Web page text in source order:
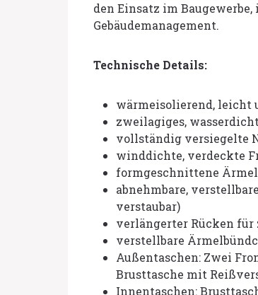
den Einsatz im
Gebäudemanagement.
Technische Details:
wärmeisolierend, leicht
zweilagiges,
vollständig versiegelte
winddichte, verdeckte
formgeschnittene
abnehmbare,
verstaubar)
verlängerter Rücken
verstellbare
Außentaschen: Zwei
Brusttasche mit
Innentaschen: